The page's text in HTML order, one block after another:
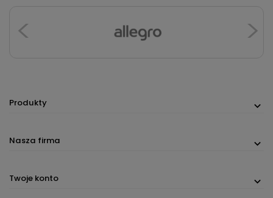
Produkty
Nasza firma
Twoje konto